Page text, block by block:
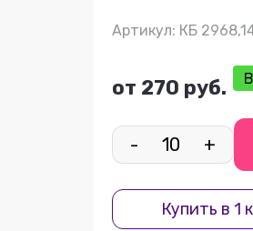
Артикул: КБ
от 270 руб.
- +
Купить в 1